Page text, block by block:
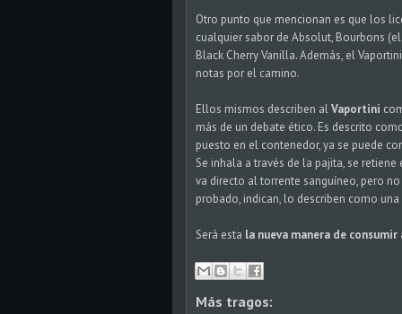
Otro punto que mencionan es que los
cualquier sabor de Absolut, Bourbons
Black Cherry Vanilla. Además, el
notas por el camino.
Ellos mismos describen alVaportini
más de un debate ético. Es descrito
puesto en el contenedor, ya se puede
Se inhala a través de la pajita, se
va directo al torrente sanguíneo, pero
probado, indican, lo describen como
Será esta la nueva manera de
Más tragos: